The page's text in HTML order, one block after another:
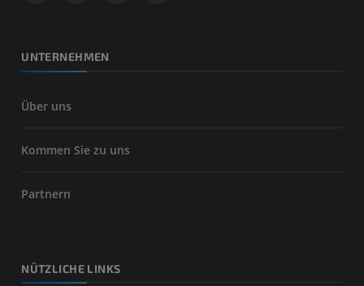
UNTERNEHMEN
Über uns
Kommen Sie zu uns
Partnern
NÜTZLICHE LINKS